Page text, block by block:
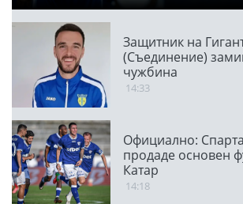
Защитник на
(Съединение)
чужбина
14:33
Официално:
продаде основен
Катар
14:18